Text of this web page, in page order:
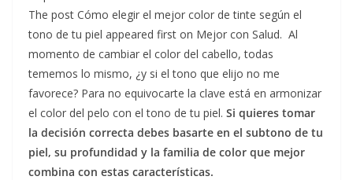
The post Cómo elegir el mejor color de tinte según el
tono de tu piel appeared first on Mejor con Salud. Al
momento de cambiar el color del cabello, todas
tememos lo mismo, ¿y si el tono que elijo no me
favorece? Para no equivocarte la clave está en armonizar
el color del pelo con el tono de tu piel. Si quieres tomar
la decisión correcta debes basarte en el subtono de tu
piel, su profundidad y la familia de color que mejor
combina con estas características.